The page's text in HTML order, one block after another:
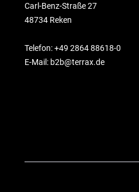
Carl-Benz-Straße 27
48734 Reken
Telefon: +49 2864 88618-0
E-Mail: b2b@terrax.de